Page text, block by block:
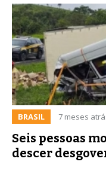
BRASIL 7 meses
Seis pessoas
descer